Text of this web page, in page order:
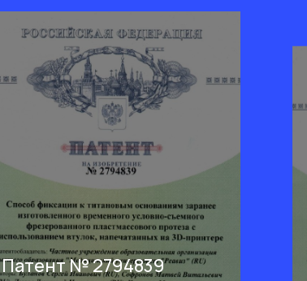
Патент № 2794839